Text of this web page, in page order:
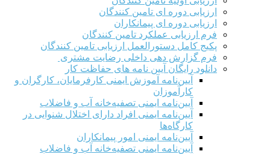
ارزیابی دوره ای تامین کنندگان
ارزیابی دوره ای پیمانکاران
فرم ارزيابی عملکرد تامین کنندگان
پکیج کامل دستورالعمل ارزیابی تامین کنندگان
فرم گزارش دهی داخلی رضایت مشتری
دانلود رایگان آیین نامه های حفاظت کار
آیین‌نامه آموزش ایمنی کارفرمایان، کارگران و
کارآموزان
آیین‌نامه ایمنی تصفیه‌خانه آب و فاضلاب
آیین‌نامه ایمنی افراد دارای اختلال شنوایی در
کارگاه‌ها
آیین‌نامه ایمنی امور پیمانکاران
آیین‌نامه ایمنی تصفیه‌خانه آب و فاضلاب